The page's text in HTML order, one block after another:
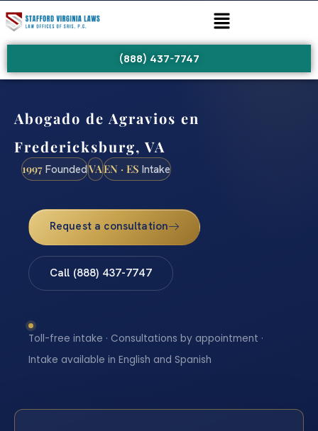
(888) 437-7747
Abogado de Agravios en
Fredericksburg, VA
1997 FoundedVAEN · ES Intake
Request a consultation
Call (888) 437-7747
Toll-free intake · Consultations by appointment ·
Intake available in English and Spanish